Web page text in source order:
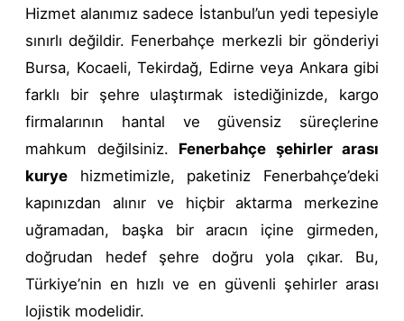
Hizmet alanımız sadece İstanbul’un yedi tepesiyle
sınırlı değildir. Fenerbahçe merkezli bir gönderiyi
Bursa, Kocaeli, Tekirdağ, Edirne veya Ankara gibi
farklı bir şehre ulaştırmak istediğinizde, kargo
firmalarının hantal ve güvensiz süreçlerine
mahkum değilsiniz. Fenerbahçe şehirler arası
kurye hizmetimizle, paketiniz Fenerbahçe’deki
kapınızdan alınır ve hiçbir aktarma merkezine
uğramadan, başka bir aracın içine girmeden,
doğrudan hedef şehre doğru yola çıkar. Bu,
Türkiye’nin en hızlı ve en güvenli şehirler arası
lojistik modelidir.